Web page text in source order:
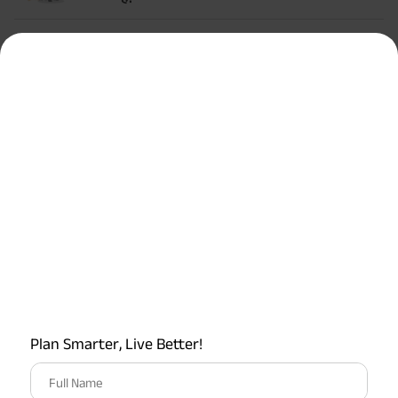
Plan Smarter, Live Better!
Full Name
सेवानिवृत्ति कैलकुलेटर